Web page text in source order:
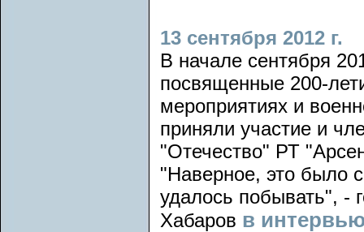
13 сентября 2012 г.
В начале сентября
посвященные 200-
мероприятиях и
приняли участие и
"Отечество" РТ
"Наверное, это было
удалось побывать", -
Хабаров в